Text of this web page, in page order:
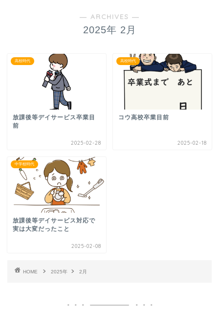
― ARCHIVES ―
2025年 2月
高校時代
放課後等デイサービス卒業目
前
2025-02-28
高校時代
コウ高校卒業目前
2025-02-18
中学校時代
放課後等デイサービス対応で
実は大変だったこと
2025-02-08
HOME 2025年 2月